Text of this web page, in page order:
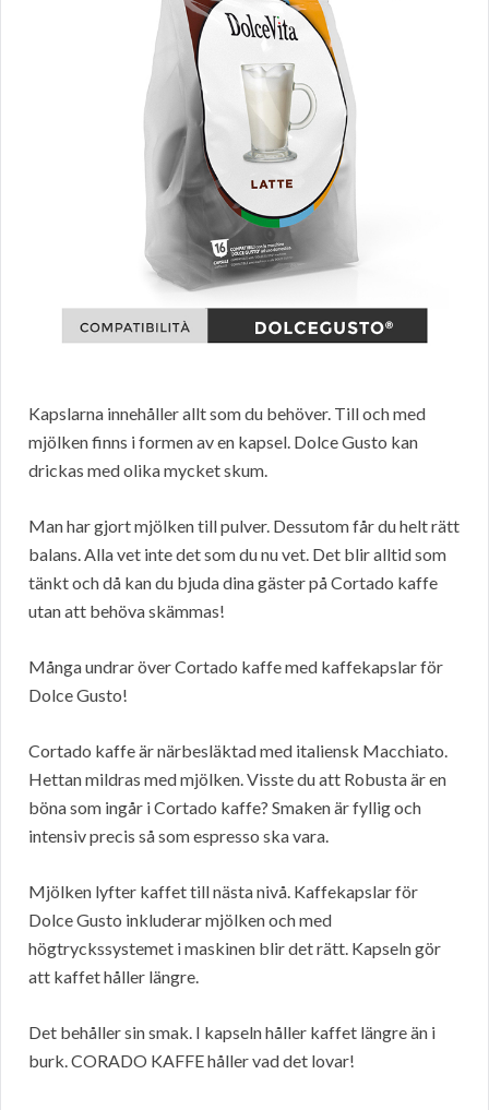
Kapslarna innehåller allt som du behöver. Till och med
mjölken finns i formen av en kapsel. Dolce Gusto kan
drickas med olika mycket skum.
Man har gjort mjölken till pulver. Dessutom får du helt rätt
balans. Alla vet inte det som du nu vet. Det blir alltid som
tänkt och då kan du bjuda dina gäster på Cortado kaffe
utan att behöva skämmas!
Många undrar över Cortado kaffe med kaffekapslar för
Dolce Gusto!
Cortado kaffe är närbesläktad med italiensk Macchiato.
Hettan mildras med mjölken. Visste du att Robusta är en
böna som ingår i Cortado kaffe? Smaken är fyllig och
intensiv precis så som espresso ska vara.
Mjölken lyfter kaffet till nästa nivå. Kaffekapslar för
Dolce Gusto inkluderar mjölken och med
högtryckssystemet i maskinen blir det rätt. Kapseln gör
att kaffet håller längre.
Det behåller sin smak. I kapseln håller kaffet längre än i
burk. CORADO KAFFE håller vad det lovar!